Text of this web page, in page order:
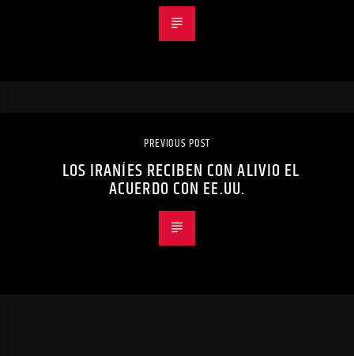
PREVIOUS POST
LOS IRANÍES RECIBEN CON ALIVIO EL
ACUERDO CON EE.UU.